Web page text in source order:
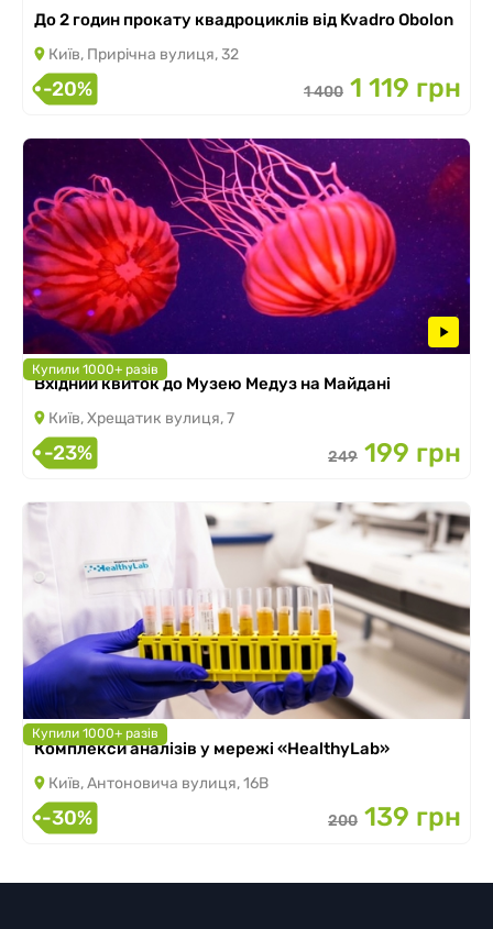
До 2 годин прокату квадроциклів від Kvadro Obolon
Київ, Прирічна вулиця, 32
-20% 1 400 1 119 грн
Купили 1000+ разів
Вхідний квиток до Музею Медуз на Майдані
Київ, Хрещатик вулиця, 7
-23% 249 199 грн
Купили 1000+ разів
Комплекси аналізів у мережі «HealthyLab»
Київ, Антоновича вулиця, 16В
-30% 200 139 грн